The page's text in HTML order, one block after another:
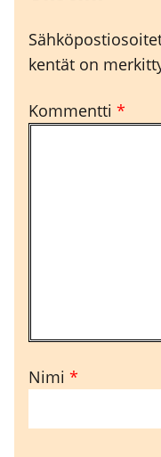
kentät on
Kommentti *
Nimi *